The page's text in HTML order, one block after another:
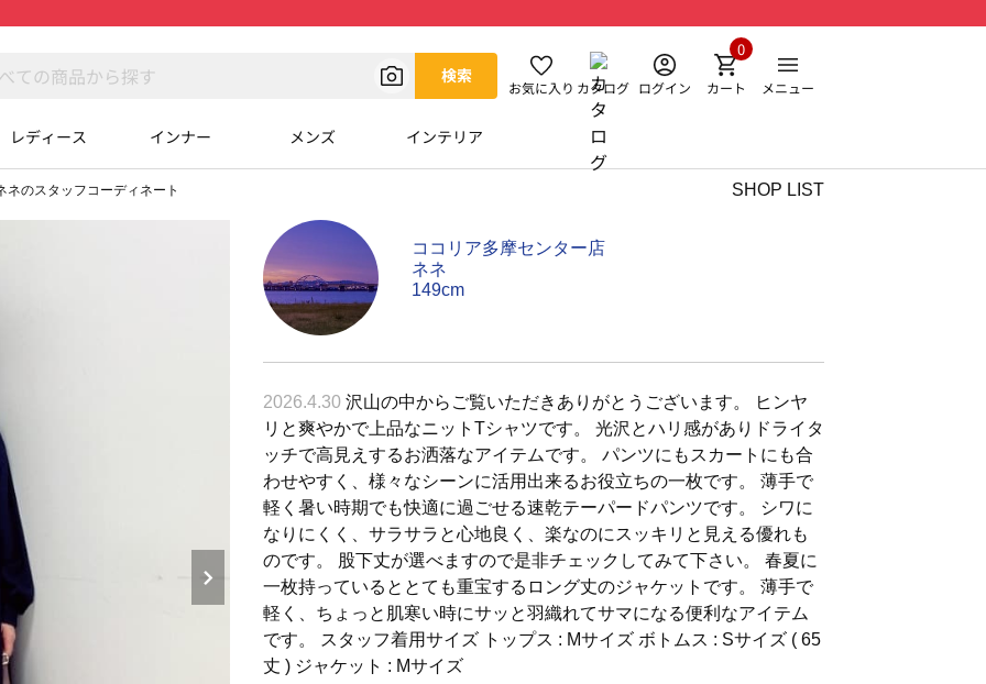
検索
お気に入り カタログ ログイン カート
0
メニュー
レディース インナー メンズ インテリア
ネのスタッフコーディネート SHOP LIST
ココリア多摩センター店
ネネ
149cm
2026.4.30 沢山の中からご覧いただきありがとうございます。 ヒンヤ
リと爽やかで上品なニットTシャツです。 光沢とハリ感がありドライタ
ッチで高見えするお洒落なアイテムです。 パンツにもスカートにも合
わせやすく、様々なシーンに活用出来るお役立ちの一枚です。 薄手で
軽く暑い時期でも快適に過ごせる速乾テーパードパンツです。 シワに
なりにくく、サラサラと心地良く、楽なのにスッキリと見える優れも
のです。 股下丈が選べますので是非チェックしてみて下さい。 春夏に
一枚持っているととても重宝するロング丈のジャケットです。 薄手で
軽く、ちょっと肌寒い時にサッと羽織れてサマになる便利なアイテム
です。 スタッフ着用サイズ トップス : Mサイズ ボトムス : Sサイズ ( 65
丈 ) ジャケット : Mサイズ